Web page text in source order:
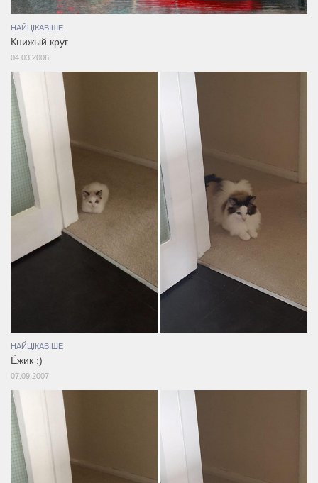
НАЙЦІКАВІШЕ
Книжый круг
04.03.2006
НАЙЦІКАВІШЕ
Ёжик :)
07.09.2007